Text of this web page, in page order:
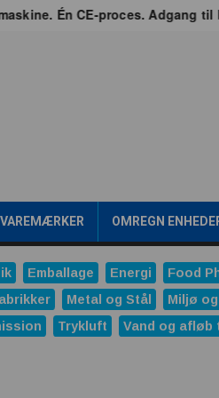
Én CE-proces. Adgang til
OMREGN
Emballage Energi Food
Metal og Stål Miljø
Trykluft Vand og afløb